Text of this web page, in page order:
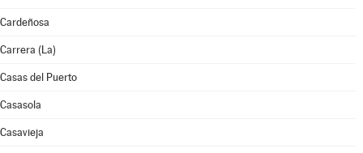
Cardeñosa
Carrera (La)
Casas del Puerto
Casasola
Casavieja